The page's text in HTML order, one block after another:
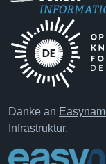
Danke an
Infrastruktur.